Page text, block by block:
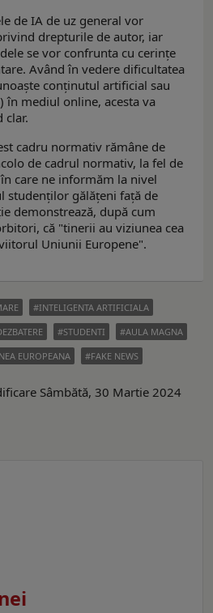
de IA de uz general vor
drepturile de autor, iar
se vor confrunta cu cerințe
Având în vedere dificultatea
conținutul artificial sau
în mediul online, acesta va
clar.
cadru normativ rămâne de
de cadrul normativ, la fel de
care ne informăm la nivel
studenților gălățeni față de
demonstrează, după cum
că "tinerii au viziunea cea
Uniunii Europene".
INTELIGENTA ARTIFICIALA
STUDENTI
AULA MAGNA
EUROPEANA FAKE NEWS
Sâmbătă, 30 Martie 2024